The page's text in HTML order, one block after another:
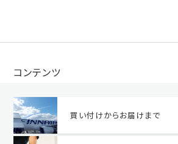
コンテンツ
買い付けからお届けまで